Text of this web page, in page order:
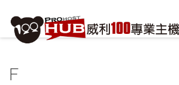
F
註冊/登入或註冊會員